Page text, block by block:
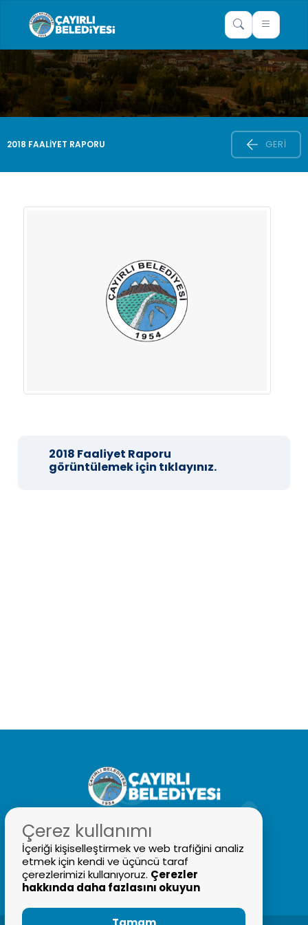
2018 FAALIYET RAPORU GERI
2018 Faaliyet Raporu
görüntülemek için tıklayınız.
0446 311 2228
bilgi@cayirli.bel.tr
Çerez kullanımı
İçeriği kişiselleştirmek ve web trafiğini analiz
etmek için kendi ve üçüncü taraf
çerezlerimizi kullanıyoruz. Çerezler
hakkında daha fazlasını okuyun